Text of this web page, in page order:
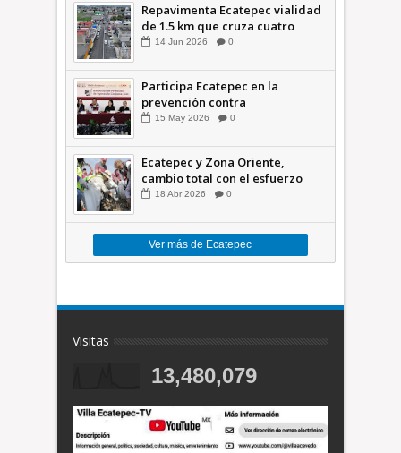
Repavimenta Ecatepec vialidad
de 1.5 km que cruza cuatro
comunidades +Video
14 Jun 2026 0
Participa Ecatepec en la
prevención contra
inundaciones en el Valle de
15 May 2026 0
Ecatepec y Zona Oriente,
cambio total con el esfuerzo
conjunto: Azucena; retiran 21
18 Abr 2026 0
Ver más de Ecatepec
Visitas
13,480,079